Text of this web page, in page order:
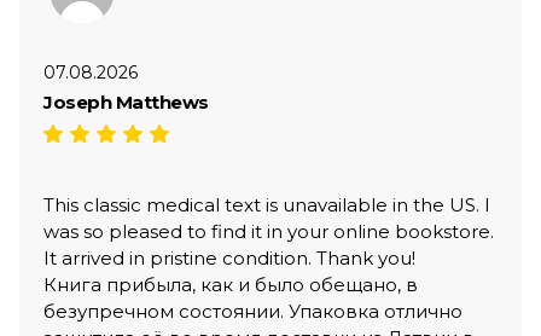
07.08.2026
Joseph Matthews
This classic medical text is unavailable in the US. I
was so pleased to find it in your online bookstore.
It arrived in pristine condition. Thank you!
Книга прибыла, как и было обещано, в
безупречном состоянии. Упаковка отлично